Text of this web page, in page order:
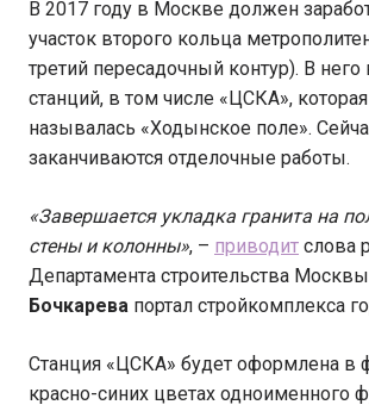
В 2017 году в Москве должен
участок второго кольца
третий пересадочный контур). В него
станций, в том числе «ЦСКА»,
называлась «Ходынское поле».
заканчиваются отделочные работы.
«Завершается укладка гранита на
стены и колонны», – приводит слова
Департамента строительства Москвы
Бочкарева портал стройкомплекса
Станция «ЦСКА» будет оформлена в
красно-синих цветах одноименного